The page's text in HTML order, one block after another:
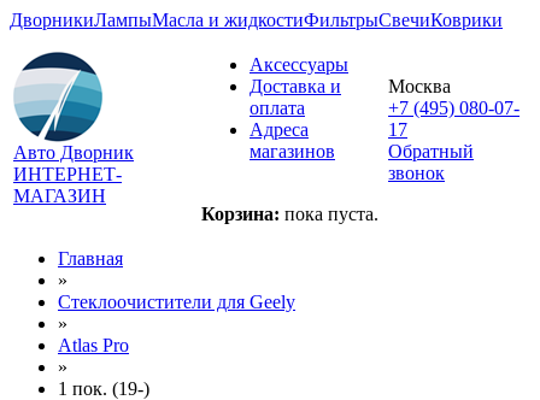
ДворникиЛампыМасла и жидкостиФильтрыСвечиКоврики
Авто Дворник
ИНТЕРНЕТ-
МАГАЗИН
Аксессуары
Доставка и
оплата
Адреса
магазинов
Корзина: пока пуста.
Москва
+7 (495) 080-07-
17
Обратный
звонок
Главная
»
Стеклоочистители для Geely
»
Atlas Pro
»
1 пок. (19-)